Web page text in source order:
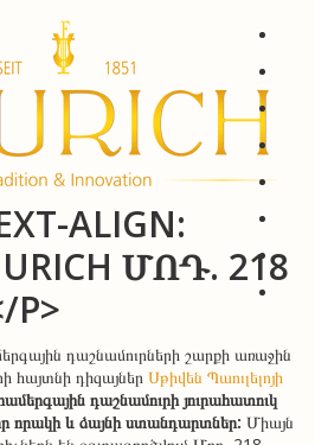
简
ALIGN:
ՄՈԴ. 218
դաշնամուրների շարքի առաջին
հայտնի դիզայներ Սթիվեն Պաուլելոյի
դաշնամուրի յուրահատուկ
որակի և ձայնի ստանդարտներ: Միայն